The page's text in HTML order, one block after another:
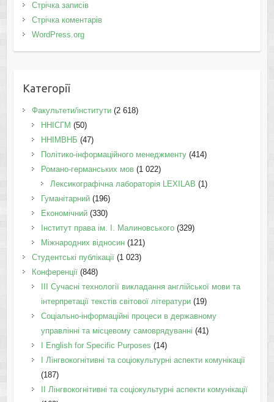
Стрічка записів
Стрічка коментарів
WordPress.org
Категорії
Факультети/інститути(2 618)
ННІСГМ (50)
ННІМВНБ (47)
Політико-інформаційного менеджменту(414)
Романо-германських мов(1 022)
Лексикографічна лабораторія LEXILAB (1)
Гуманітарний(196)
Економічний(330)
Інститут права ім. І. Малиновського(329)
Міжнародних відносин(121)
Студентські публікації(1 023)
Конференції(848)
III Сучасні технології викладання англійської мови та
інтерпретації текстів світової літератури(19)
Соціально-інформаційні процеси в державному
управлінні та місцевому самоврядуванні (41)
І English for Specific Purposes (14)
I Лінгвокогнітивні та соціокультурні аспекти комунікації
(187)
IІ Лінгвокогнітивні та соціокультурні аспекти комунікації